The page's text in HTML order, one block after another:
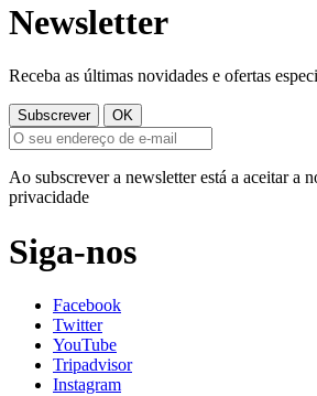
Newsletter
Receba as últimas novidades e ofertas
Ao subscrever a newsletter está a aceitar a
privacidade
Siga-nos
Facebook
Twitter
YouTube
Tripadvisor
Instagram